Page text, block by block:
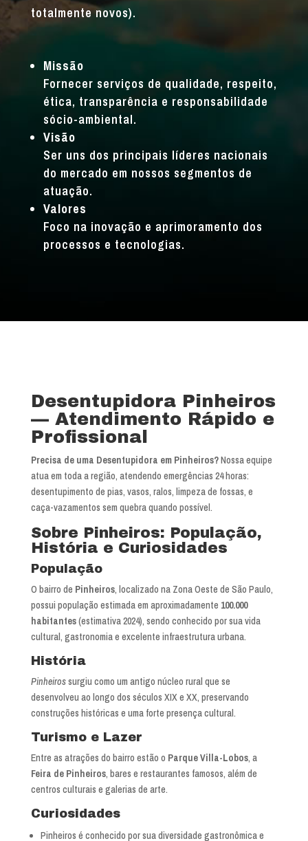
totalmente novos).
Missão
Fornecer serviços de qualidade, respeito,
ética, transparência e responsabilidade
sócio-ambiental.
Visão
Ser uns dos principais líderes nacionais
do mercado em nossos segmentos de
atuação.
Valores
Foco na inovação e aprimoramento dos
processos e tecnologias.
Desentupidora Pinheiros
— Atendimento Rápido e
Profissional
Precisa de uma Desentupidora em Pinheiros?Nossa equipe
atua em toda a região, atendendo emergências 24 horas:
desentupimento de pias, vasos, ralos, limpeza de fossas, e
caça-vazamentos sem quebra quando possível.
Sobre Pinheiros: População,
História e Curiosidades
População
O bairro de Pinheiros, localizado na Zona Oeste de São Paulo,
possui população estimada em aproximadamente 100.000
habitantes(estimativa 2024), sendo conhecido por sua vida
cultural, gastronomia e excelente infraestrutura urbana.
História
Pinheirossurgiu como um antigo núcleo rural que se
desenvolveu ao longo dos séculos XIX e XX, preservando
construções históricas e uma forte presença cultural.
Turismo e Lazer
Entre as atrações do bairro estão o Parque Villa-Lobos, a
Feira de Pinheiros, bares e restaurantes famosos, além de
centros culturais e galerias de arte.
Curiosidades
Pinheiros é conhecido por sua diversidade gastronômica e